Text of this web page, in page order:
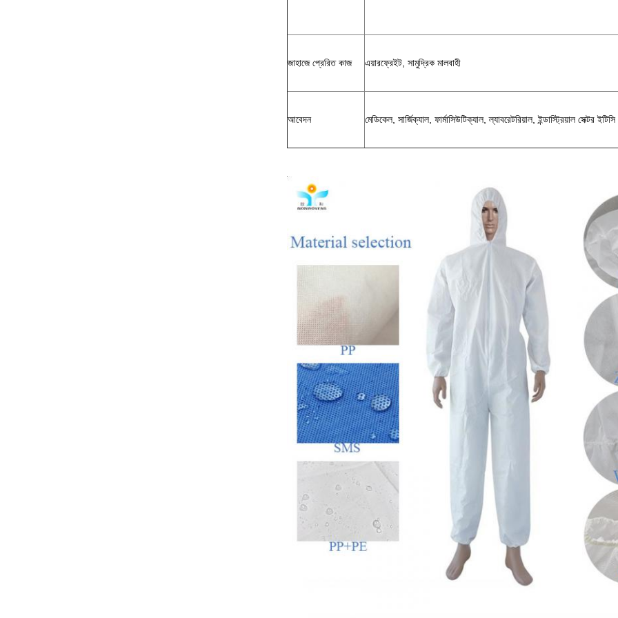
জাহাজে প্রেরিত কাজ এয়ারফ্রেইট, সামুদ্রিক মালবাহী
আবেদন মেডিকেল, সার্জিক্যাল, ফার্মাসিউটিক্যাল, ল্যাবরেটরিয়াল, ইন্ডাস্ট্রিয়াল সেক্টর